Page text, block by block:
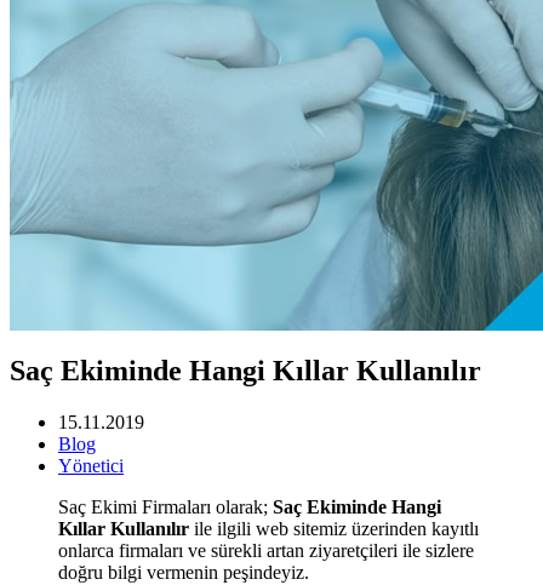
Saç Ekiminde Hangi Kıllar Kullanılır
15.11.2019
Blog
Yönetici
Saç Ekimi Firmaları olarak; Saç Ekiminde Hangi
Kıllar Kullanılır ile ilgili web sitemiz üzerinden kayıtlı
onlarca firmaları ve sürekli artan ziyaretçileri ile sizlere
doğru bilgi vermenin peşindeyiz.